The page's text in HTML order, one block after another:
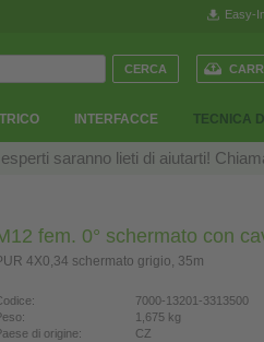
Easy-
INTERFACCE TECNICA
saranno lieti di aiutarti!
fem. 0° schermato con
4X0,34 schermato grigio, 35m
7000-13201-3313500
1,675 kg
di origine:
CZ